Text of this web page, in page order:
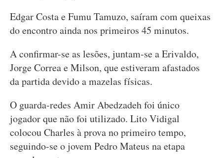
Edgar Costa e Fumu Tamuzo, saíram com queixas
do encontro ainda nos primeiros 45 minutos.
A confirmar-se as lesões, juntam-se a Erivaldo,
Jorge Correa e Milson, que estiveram afastados
da partida devido a mazelas físicas.
O guarda-redes Amir Abedzadeh foi único
jogador que não foi utilizado. Lito Vidigal
colocou Charles à prova no primeiro tempo,
seguindo-se o jovem Pedro Mateus na etapa